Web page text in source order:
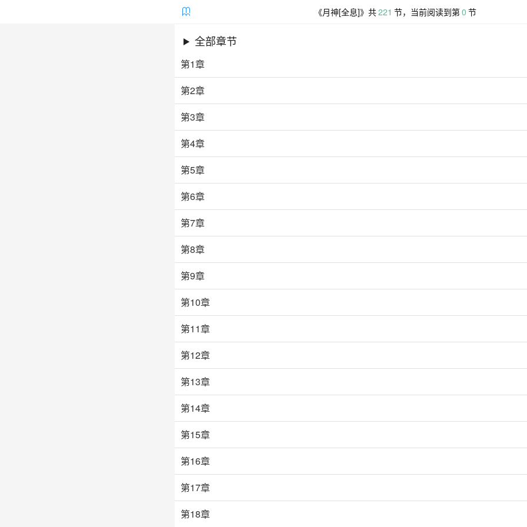
 《月神[全息]》共221 节，当前阅读到第0 节
全部章节
第1章
第2章
第3章
第4章
第5章
第6章
第7章
第8章
第9章
第10章
第11章
第12章
第13章
第14章
第15章
第16章
第17章
第18章